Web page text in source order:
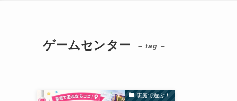
ゲームセンター – tag –
恵庭で遊ぶ！